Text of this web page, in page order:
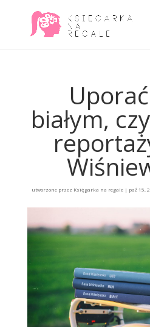
białym,
utworzone przez Księgarka na regale | paź 15,